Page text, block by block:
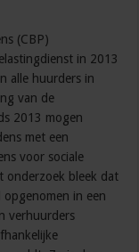
(CBP)
in 2013
alle huurders in
van de
2013 mogen
met een
voor sociale
onderzoek bleek dat
in een
verhuurders